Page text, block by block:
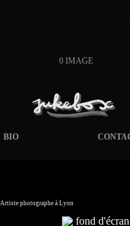
0 IMAGE
BIO
fond
Artiste photographe à Lyon